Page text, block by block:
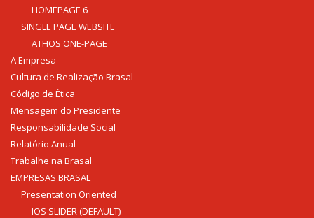
SIA
Fone: (61) 3046-6070
Cruzeiro
SRES Área Esp. s/no, Bloco M Brasília (DF)
Fone: (61) 3233-3890
Samambaia
HOMEPAGE 6
SINGLE PAGE WEBSITE
ATHOS ONE-PAGE
A Empresa
Cultura de Realização Brasal
Código de Ética
Mensagem do Presidente
Responsabilidade Social
Relatório Anual
Trabalhe na Brasal
EMPRESAS BRASAL
Presentation Oriented
IOS SLIDER (DEFAULT)